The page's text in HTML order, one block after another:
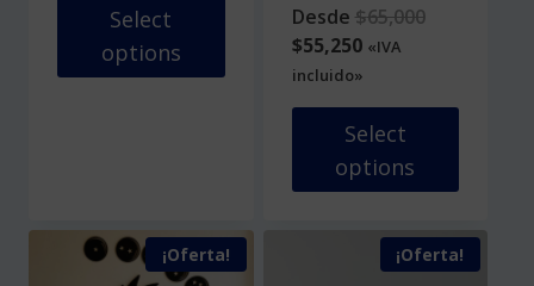
$21,250.
Select
options
Las
opciones
Desde $65,000Original
$65,000.
$55,250Current
price
is:
$55,250.
«IVA
incluido»
Select
options
¡Oferta! ¡Oferta!